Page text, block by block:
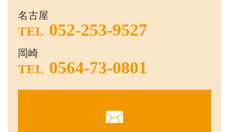
名古屋
TEL 052-253-9527
岡崎
TEL 0564-73-0801